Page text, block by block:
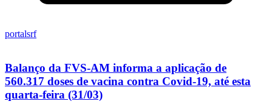
portalsrf
Balanço da FVS-AM informa a aplicação de
560.317 doses de vacina contra Covid-19, até esta
quarta-feira (31/03)